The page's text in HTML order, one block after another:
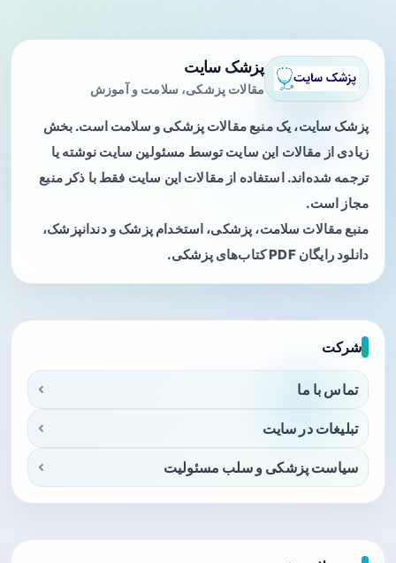
پزشک سایت
مقالات پزشکی، سلامت و آموزش
پزشک سایت، یک منبع مقالات پزشکی و سلامت است. بخش
زیادی از مقالات این سایت توسط مسئولین سایت نوشته یا
ترجمه شده‌اند. استفاده از مقالات این سایت فقط با ذکر منبع
مجاز است.
منبع مقالات سلامت، پزشکی، استخدام پزشک و دندانپزشک،
دانلود رایگان PDF کتاب‌های پزشکی.
شرکت
تماس با ما
تبلیغات در سایت
سیاست پزشکی و سلب مسئولیت